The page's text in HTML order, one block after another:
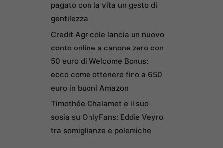
pagato con la vita un gesto di
gentilezza
Credit Agricole lancia un nuovo
conto online a canone zero con
50 euro di Welcome Bonus:
ecco come ottenere fino a 650
euro in buoni Amazon
Timothée Chalamet e il suo
sosia su OnlyFans: Eddie Veyro
tra somiglianze e polemiche